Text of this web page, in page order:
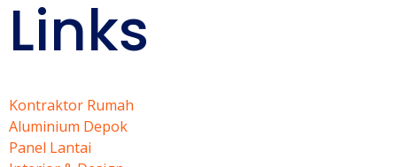
Links
Kontraktor Rumah
Aluminium Depok
Panel Lantai